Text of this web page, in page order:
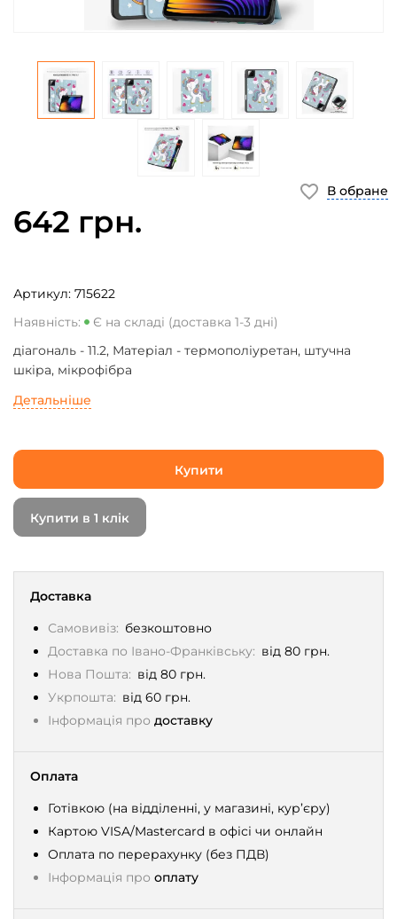
642 грн.
Доставка
Самовивіз: безкоштовно
Доставка по Івано-Франківську: від 80 грн.
Нова Пошта: від 80 грн.
Укрпошта: від 60 грн.
Інформація про доставку
Оплата
Готівкою (на відділенні, у магазині, кур’єру)
Картою VISA/Mastercard в офісі чи онлайн
Оплата по перерахунку (без ПДВ)
Інформація про оплату
Артикул: 715622
Наявність:
Є на складі (доставка 1-3 дні)
діагональ - 11.2, Матеріал - термополіуретан, штучна
шкіра, мікрофібра
Детальніше
Купити
Купити в 1 клік
В обране